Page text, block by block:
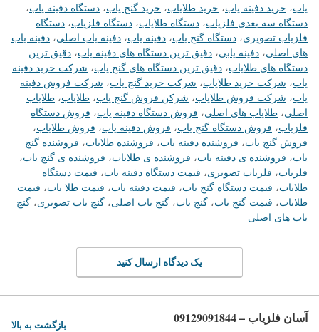
یاب، خرید دفینه یاب، خرید طلایاب، خرید گنج یاب، دستگاه دفینه یاب،
دستگاه سه بعدی فلزیاب، دستگاه طلایاب، دستگاه فلزیاب، دستگاه
فلزیاب تصویری، دستگاه گنج یاب، دفینه یاب، دفینه یاب اصلی، دفینه یاب
های اصلی، دفینه یابی، دقیق ترین دستگاه های دفینه یاب، دقیق ترین
دستگاه های طلایاب، دقیق ترین دستگاه های گنج یاب، شرکت خرید دفینه
یاب، شرکت خرید طلایاب، شرکت خرید گنج یاب، شرکت فروش دفینه
یاب، شرکت فروش طلایاب، شرکن فروش گنج یاب، طلایاب، طلایاب
اصلی، طلایاب های اصلی، فروش دستگاه دفینه یاب، فروش دستگاه
فلزیاب، فروش دستگاه گنج یاب، فروش دفینه یاب، فروش طلایاب،
فروش گنج یاب، فروشنده دفینه یاب، فروشنده طلایاب، فروشنده گنج
یاب، فروشنده ی دفینه یاب، فروشنده ی طلایاب، فروشنده ی گنج یاب،
فلزیاب، فلزیاب تصویری، قیمت دستگاه دفینه یاب، قیمت دستگاه
طلایاب، قیمت دستگاه گنج یاب، قیمت دفینه یاب، قیمت طلا یاب، قیمت
طلایاب، قیمت گنج یاب، گنج یاب، گنج یاب اصلی، گنج یاب تصویری، گنج
یاب های اصلی
یک دیدگاه ارسال کنید
آسان فلزیاب – 09129091844 بازگشت به بالا